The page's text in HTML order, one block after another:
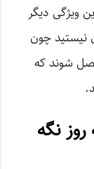
ویژگی دیگر
نیستید چون
شوند که
نگه